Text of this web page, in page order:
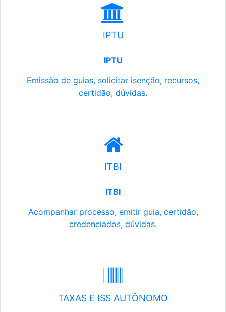
IPTU
IPTU
Emissão de guias, solicitar isenção, recursos,
certidão, dúvidas.
ITBI
ITBI
Acompanhar processo, emitir guia, certidão,
credenciados, dúvidas.
TAXAS E ISS AUTÔNOMO